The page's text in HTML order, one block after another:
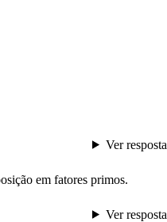
Ver resposta
em fatores primos.
Ver resposta